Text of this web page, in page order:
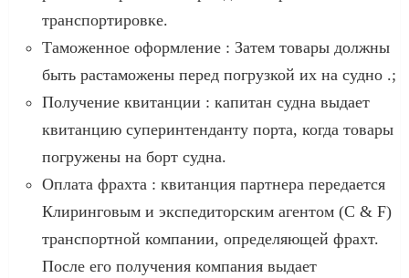
транспортировке.
Таможенное оформление : Затем товары должны
быть растаможены перед погрузкой их на судно .;
Получение квитанции : капитан судна выдает
квитанцию ​​суперинтенданту порта, когда товары
погружены на борт судна.
Оплата фрахта : квитанция партнера передается
Клиринговым и экспедиторским агентом (C & F)
транспортной компании, определяющей фрахт.
После его получения компания выдает